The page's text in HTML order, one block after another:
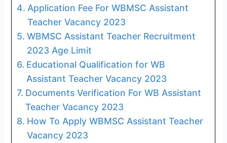
Application Fee For WBMSC Assistant
Teacher Vacancy 2023
WBMSC Assistant Teacher Recruitment
2023 Age Limit
Educational Qualification for WB
Assistant Teacher Vacancy 2023
Documents Verification For WB Assistant
Teacher Vacancy 2023
How To Apply WBMSC Assistant Teacher
Vacancy 2023